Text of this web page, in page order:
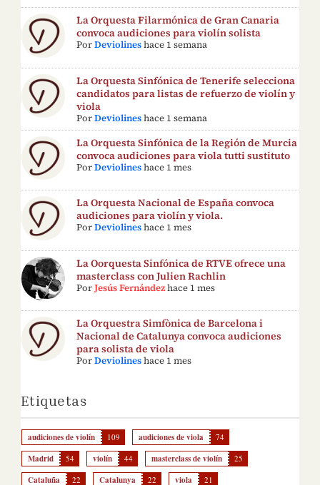
La Orquesta Filarmónica de Gran Canaria
convoca audiciones para violín solista
PorDeviolines hace 1 semana
La Orquesta Sinfónica de Tenerife selecciona
candidatos para listas de refuerzo de violín y
viola
PorDeviolines hace 1 semana
La Orquesta Sinfónica de la Región de Murcia
convoca audiciones para viola tutti sustituto
PorDeviolines hace 1 mes
La Orquesta Nacional de España convoca
audiciones para violín y viola.
PorDeviolines hace 1 mes
La Oorquesta Sinfónica de RTVE ofrece una
masterclass con Julien Rachlin
PorJesús Fernández hace 1 mes
La Orquestra Simfònica de Barcelona i
Nacional de Catalunya convoca audiciones
para solista de viola
PorDeviolines hace 1 mes
Etiquetas
audiciones de violín 109 audiciones de viola 74
Madrid 54 violín 44 masterclass de violín 25
Cataluña 22 Catalunya 22 viola 21